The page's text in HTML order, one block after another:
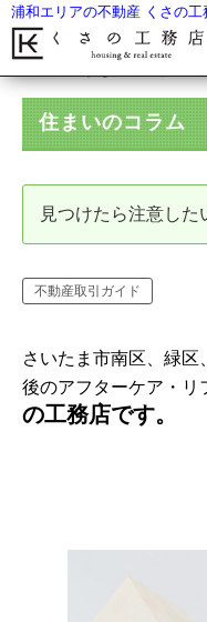
浦和エリアの不動産 くさの工
住まいのコラム
見つけたら注意した
不動産取引ガイド
さいたま市南区、緑
後のアフターケア・リ
の工務店です。